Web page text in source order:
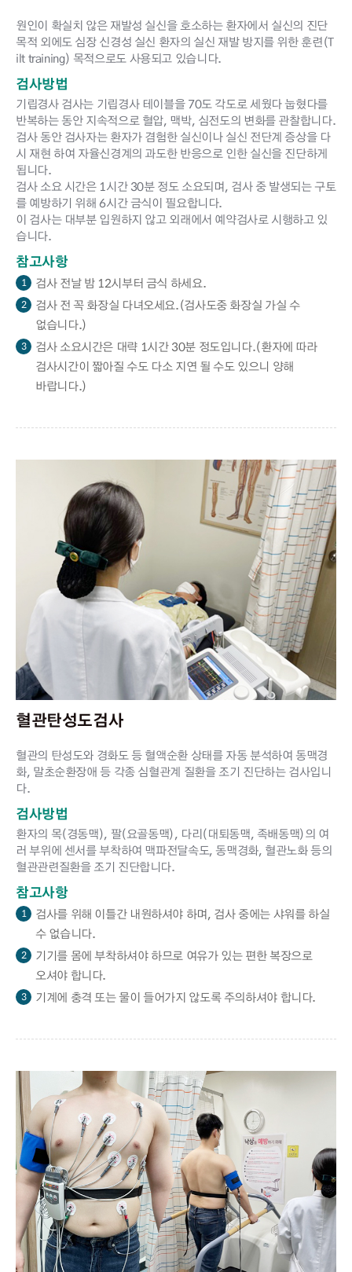
원인이 확실치 않은 재발성 실신을 호소하는 환자에서 실신의 진단
목적 외에도 심장 신경성 실신 환자의 실신 재발 방지를 위한 훈련(T
ilt training) 목적으로도 사용되고 있습니다.
검사방법
기립경사 검사는 기립경사 테이블을 70도 각도로 세웠다 눕혔다를
반복하는 동안 지속적으로 혈압, 맥박, 심전도의 변화를 관찰합니다.
검사 동안 검사자는 환자가 겸험한 실신이나 실신 전단계 증상을 다
시 재현 하여 자율신경계의 과도한 반응으로 인한 실신을 진단하게
됩니다.
검사 소요 시간은 1시간 30분 정도 소요되며, 검사 중 발생되는 구토
를 예방하기 위해 6시간 금식이 필요합니다.
이 검사는 대부분 입원하지 않고 외래에서 예약검사로 시행하고 있
습니다.
참고사항
1 검사 전날 밤 12시부터 금식 하세요.
2
검사 전 꼭 화장실 다녀오세요.(검사도중 화장실 가실 수
없습니다.)
3
검사 소요시간은 대략 1시간 30분 정도입니다.(환자에 따라
검사시간이 짧아질 수도 다소 지연 될 수도 있으니 양해
바랍니다.)
혈관탄성도검사
혈관의 탄성도와 경화도 등 혈액순환 상태를 자동 분석하여 동맥경
화, 말초순환장애 등 각종 심혈관계 질환을 조기 진단하는 검사입니
다.
검사방법
환자의 목(경동맥), 팔(요골동맥), 다리(대퇴동맥, 족배동맥)의 여
러 부위에 센서를 부착하여 맥파전달속도, 동맥경화, 혈관노화 등의
혈관관련질환을 조기 진단합니다.
참고사항
1
검사를 위해 이틀간 내원하셔야 하며, 검사 중에는 샤워를 하실
수 없습니다.
2
기기를 몸에 부착하셔야 하므로 여유가 있는 편한 복장으로
오셔야 합니다.
3 기계에 충격 또는 물이 들어가지 않도록 주의하셔야 합니다.